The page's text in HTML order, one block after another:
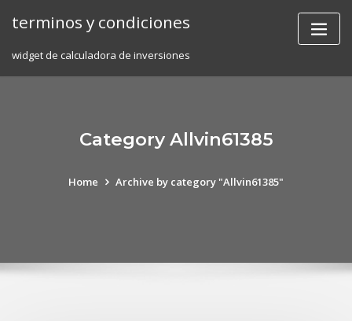
terminos y condiciones
widget de calculadora de inversiones
Category Allvin61385
Home Archive by category "Allvin61385"